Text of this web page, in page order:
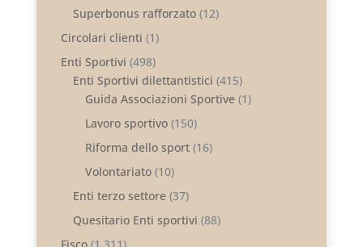
Superbonus rafforzato(12)
Circolari clienti (1)
Enti Sportivi (498)
Enti Sportivi dilettantistici (415)
Guida Associazioni Sportive(1)
Lavoro sportivo(150)
Riforma dello sport(16)
Volontariato(10)
Enti terzo settore(37)
Quesitario Enti sportivi (88)